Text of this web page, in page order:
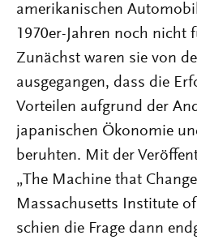
amerikanischen
1970er-Jahren noch nicht
Zunächst waren sie von
ausgegangen, dass die
Vorteilen aufgrund der
japanischen Ökonomie
beruhten. Mit der
„The Machine that
Massachusetts Institute
schien die Frage dann